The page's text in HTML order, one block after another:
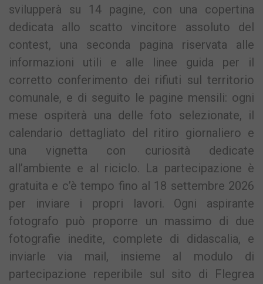
svilupperà su 14 pagine, con una copertina
dedicata allo scatto vincitore assoluto del
contest, una seconda pagina riservata alle
informazioni utili e alle linee guida per il
corretto conferimento dei rifiuti sul territorio
comunale, e di seguito le pagine mensili: ogni
mese ospiterà una delle foto selezionate, il
calendario dettagliato del ritiro giornaliero e
una vignetta con curiosità dedicate
all’ambiente e al riciclo. La partecipazione è
gratuita e c’è tempo fino al 18 settembre 2026
per inviare i propri lavori. Ogni aspirante
fotografo può proporre un massimo di due
fotografie inedite, complete di didascalia, e
inviarle via mail, insieme al modulo di
partecipazione reperibile sul sito di Flegrea